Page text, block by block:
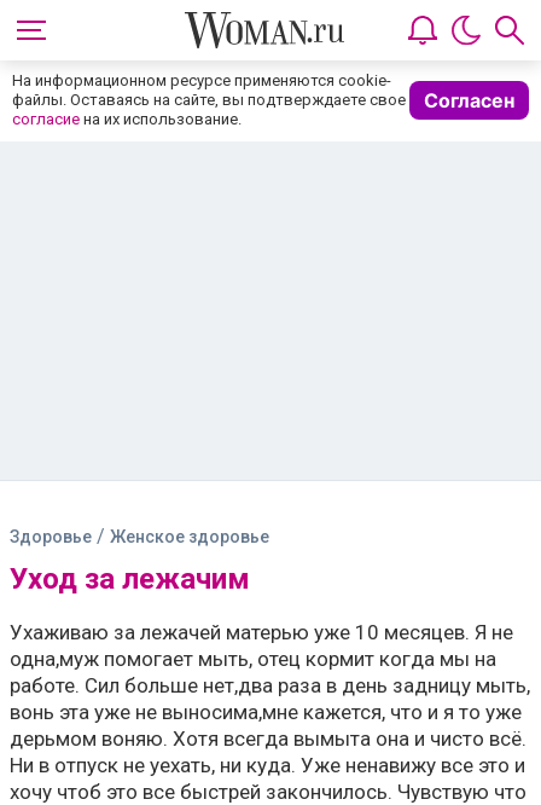
На информационном ресурсе применяются cookie-
файлы. Оставаясь на сайте, вы подтверждаете свое
согласие на их использование.
Согласен
Здоровье / Женское здоровье
Уход за лежачим
Ухаживаю за лежачей матерью уже 10 месяцев. Я не
одна,муж помогает мыть, отец кормит когда мы на
работе. Сил больше нет,два раза в день задницу мыть,
вонь эта уже не выносима,мне кажется, что и я то уже
дерьмом воняю. Хотя всегда вымыта она и чисто всё.
Ни в отпуск не уехать, ни куда. Уже ненавижу все это и
хочу чтоб это все быстрей закончилось. Чувствую что